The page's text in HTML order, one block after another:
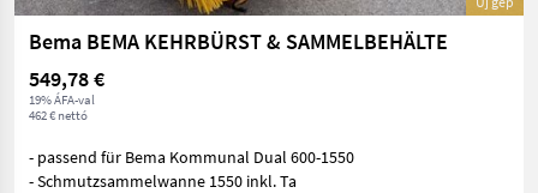
Bema BEMA KEHRBÜRST & SAMMELBEHÄLTE
549,78 €
19% ÁFA-val
462 € nettó
- passend für Bema Kommunal Dual 600-1550
- Schmutzsammelwanne 1550 inkl. Ta